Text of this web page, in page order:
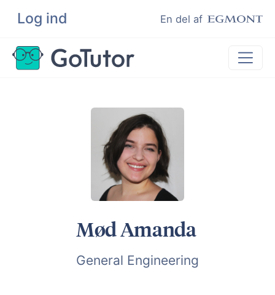
Log ind En del af
Søg
Lektiehjælp
Hjælp til ordblinde
Kundeudtalelser
Mød Amanda
General Engineering